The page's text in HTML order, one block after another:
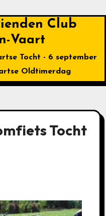
Club
Vaart
Tocht - 6 september
Oldtimerdag
Tocht